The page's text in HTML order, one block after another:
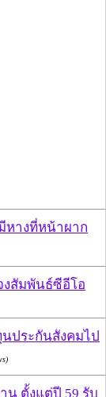
หางที่หน้าผาก
งสัมพันธ์ซีอีโอ
นประกันสังคมไป
น ตั้งแต่ปี 59 รับ